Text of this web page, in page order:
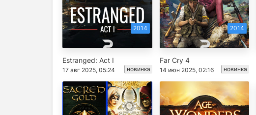
2014
Estranged: Act I
17 авг 2025, 05:24 новинка
2014
Far Cry 4
14 июн 2025, 02:16 новинка